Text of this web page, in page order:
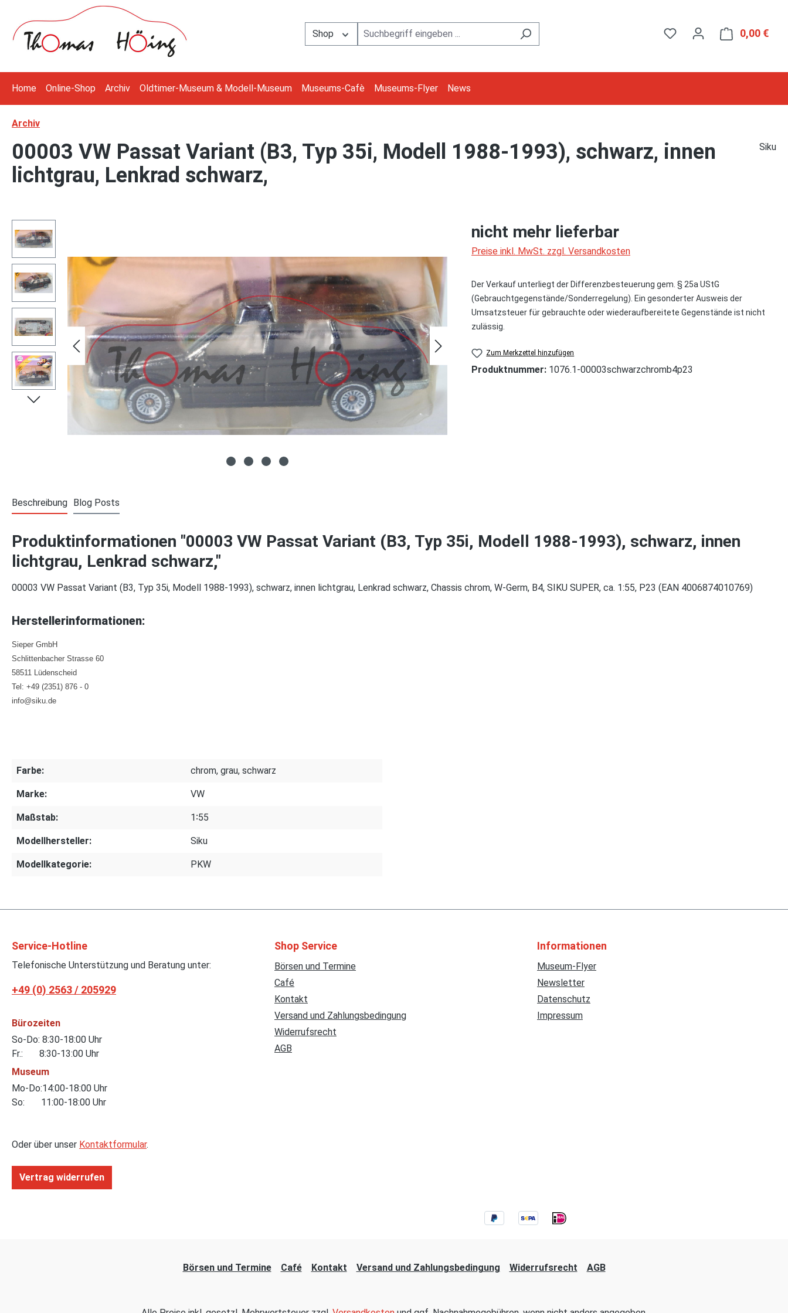
Hauptinhalt springen
Zur Suche springen
Zur Hauptnavigation springen
Shop
0,00 €
Home Online-Shop Archiv Oldtimer-Museum & Modell-Museum Museums-Cafè Museums-Flyer News
Archiv
00003 VW Passat Variant (B3, Typ 35i, Modell 1988-1993), schwarz, innen
lichtgrau, Lenkrad schwarz,
Siku
nicht mehr lieferbar
Preise inkl. MwSt. zzgl. Versandkosten
Der Verkauf unterliegt der Differenzbesteuerung gem. § 25a UStG
(Gebrauchtgegenstände/Sonderregelung). Ein gesonderter Ausweis der
Umsatzsteuer für gebrauchte oder wiederaufbereitete Gegenstände ist nicht
zulässig.
Zum Merkzettel hinzufügen
Produktnummer: 1076.1-00003schwarzchromb4p23
Beschreibung Blog Posts
Produktinformationen "00003 VW Passat Variant (B3, Typ 35i, Modell 1988-1993), schwarz, innen
lichtgrau, Lenkrad schwarz,"
00003 VW Passat Variant (B3, Typ 35i, Modell 1988-1993), schwarz, innen lichtgrau, Lenkrad schwarz, Chassis chrom, W-Germ, B4, SIKU SUPER, ca. 1:55, P23 (EAN 4006874010769)
Herstellerinformationen:
Sieper GmbH
Schlittenbacher Strasse 60
58511 Lüdenscheid
Tel: +49 (2351) 876 - 0
info@siku.de
Farbe: chrom, grau, schwarz
Marke: VW
Maßstab: 1∶55
Modellhersteller: Siku
Modellkategorie: PKW
Service-Hotline
Telefonische Unterstützung und Beratung unter:
+49 (0) 2563 / 205929
Bürozeiten
So-Do: 8:30-18:00 Uhr
Fr.: 8:30-13:00 Uhr
Museum
Mo-Do:14:00-18:00 Uhr
So: 11:00-18:00 Uhr
Oder über unser Kontaktformular.
Vertrag widerrufen
Shop Service
Börsen und Termine
Café
Kontakt
Versand und Zahlungsbedingung
Widerrufsrecht
AGB
Informationen
Museum-Flyer
Newsletter
Datenschutz
Impressum
Börsen und Termine Café Kontakt Versand und Zahlungsbedingung Widerrufsrecht AGB